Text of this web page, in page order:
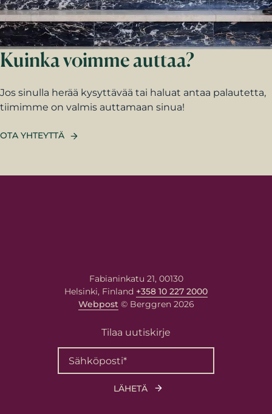
Kuinka voimme auttaa?
Jos sinulla herää kysyttävää tai haluat antaa palautetta,
tiimimme on valmis auttamaan sinua!
OTA YHTEYTTÄ
Fabianinkatu 21, 00130
Helsinki, Finland +358 10 227 2000
Webpost© Berggren 2026
Tilaa uutiskirje